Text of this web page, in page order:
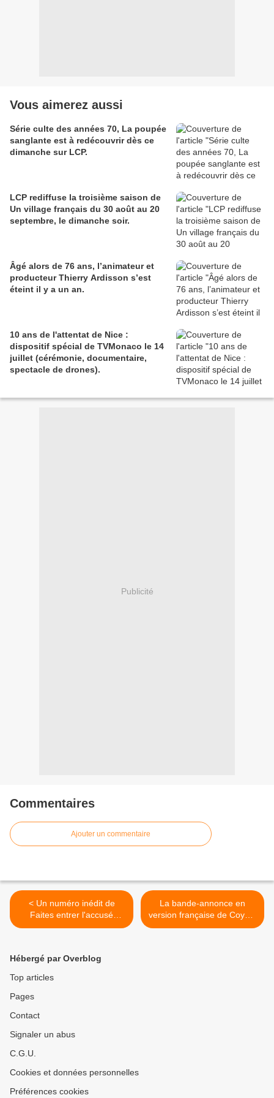
Vous aimerez aussi
Série culte des années 70, La poupée
sanglante est à redécouvrir dès ce
dimanche sur LCP.
LCP rediffuse la troisième saison de
Un village français du 30 août au 20
septembre, le dimanche soir.
Âgé alors de 76 ans, l’animateur et
producteur Thierry Ardisson s’est
éteint il y a un an.
10 ans de l'attentat de Nice :
dispositif spécial de TVMonaco le 14
juillet (cérémonie, documentaire,
spectacle de drones).
Publicité
Commentaires
Ajouter un commentaire
< Un numéro inédit de
Faites entrer l'accusé
consacré ce dimanche aux
La bande-annonce en
version française de Coyote
vs. ACME. >
Hébergé par Overblog
Top articles
Pages
Contact
Signaler un abus
C.G.U.
Cookies et données personnelles
Préférences cookies